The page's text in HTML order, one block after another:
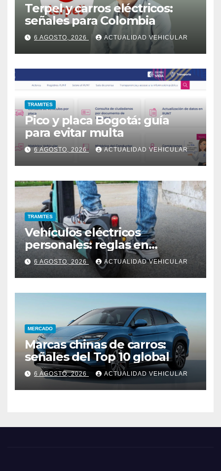
Terpel y carros eléctricos:
señales para Colombia
6 AGOSTO, 2026 ACTUALIDAD VEHICULAR
TRAMITES
Pico y placa Bogotá: guía
para evitar multa
6 AGOSTO, 2026 ACTUALIDAD VEHICULAR
TRAMITES
Vehículos eléctricos
personales: reglas en
Colombia
6 AGOSTO, 2026 ACTUALIDAD VEHICULAR
MERCADO
Marcas chinas de carros:
señales del Top 10 global
6 AGOSTO, 2026 ACTUALIDAD VEHICULAR